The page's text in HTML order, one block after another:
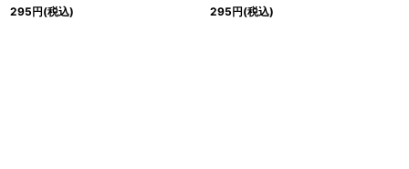
295円(税込)
295円(税込)